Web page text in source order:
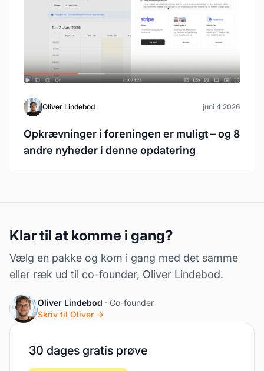
Oliver Lindebod juni 4 2026
Opkrævninger i foreningen er muligt – og 8
andre nyheder i denne opdatering
Klar til at komme i gang?
Vælg en pakke og kom i gang med det samme
eller ræk ud til co-founder, Oliver Lindebod.
Oliver Lindebod · Co-founder
Skriv til Oliver →
30 dages gratis prøve